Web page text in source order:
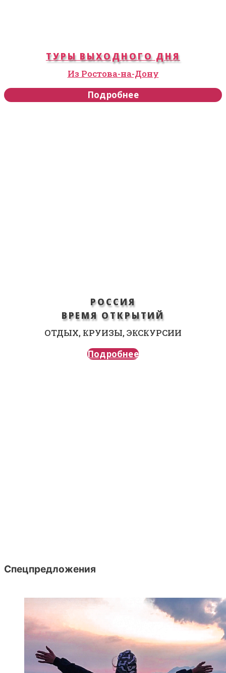
ТУРЫ ВЫХОДНОГО ДНЯ
Из Ростова-на-Дону
Подробнее
РОССИЯ
ВРЕМЯ ОТКРЫТИЙ
ОТДЫХ, КРУИЗЫ, ЭКСКУРСИИ
Подробнее
Спецпредложения